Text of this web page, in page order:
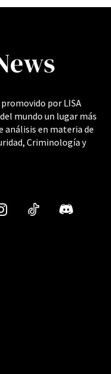
por LISA
mundo un lugar más
análisis en materia de
Criminología y